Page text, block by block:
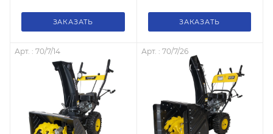
ЗАКАЗАТЬ ЗАКАЗАТЬ
Арт. : 70/7/14 Арт. : 70/7/26